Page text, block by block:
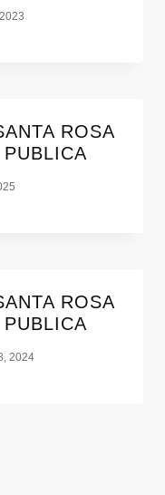
ROSA
ROSA
2024